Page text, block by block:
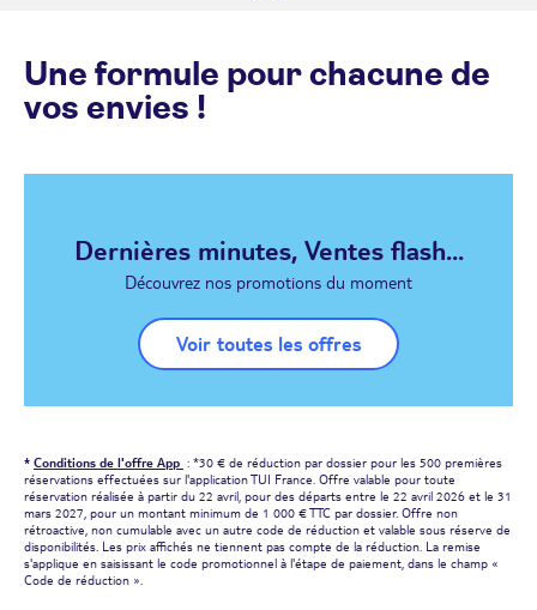
Une formule pour chacune de
vos envies !
Dernières minutes, Ventes flash...
Découvrez nos promotions du moment
Voir toutes les offres
* Conditions de l'offre App : *30 € de réduction par dossier pour les 500 premières
réservations effectuées sur l'application TUI France. Offre valable pour toute
réservation réalisée à partir du 22 avril, pour des départs entre le 22 avril 2026 et le 31
mars 2027, pour un montant minimum de 1 000 € TTC par dossier. Offre non
rétroactive, non cumulable avec un autre code de réduction et valable sous réserve de
disponibilités. Les prix affichés ne tiennent pas compte de la réduction. La remise
s'applique en saisissant le code promotionnel à l'étape de paiement, dans le champ «
Code de réduction ».